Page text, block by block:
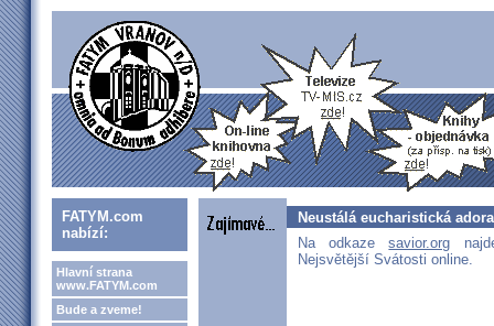
FATYM.com
nabízí:
Hlavní strana
www.FATYM.com
Bude a zveme!
Neustálá eucharistická
Na odkazesavior.org
Nejsvětější Svátosti online.